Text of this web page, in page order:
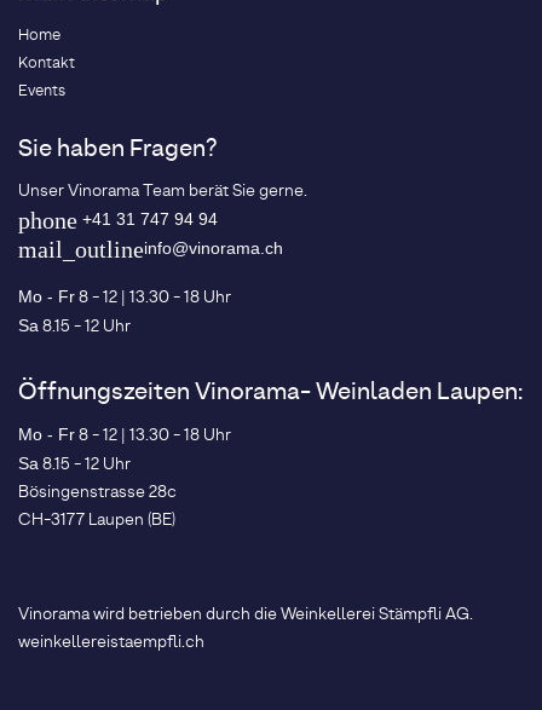
Home
Kontakt
Events
Sie haben Fragen?
Unser Vinorama Team berät Sie gerne.
phone +41 31 747 94 94
mail_outlineinfo@vinorama.ch
Mo - Fr8 - 12 | 13.30 - 18 Uhr
Sa 8.15 - 12 Uhr
Öffnungszeiten Vinorama- Weinladen Laupen:
Mo - Fr8 - 12 | 13.30 - 18 Uhr
Sa 8.15 - 12 Uhr
Bösingenstrasse 28c
CH-3177 Laupen (BE)
Vinorama wird betrieben durch die Weinkellerei Stämpfli AG.
weinkellereistaempfli.ch